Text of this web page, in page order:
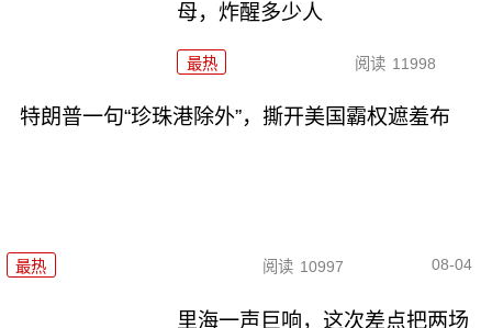
母，炸醒多少人
最热 阅读 11998
特朗普一句“珍珠港除外”，撕开美国霸权遮羞布
最热 阅读 10997 08-04
里海一声巨响，这次差点把两场